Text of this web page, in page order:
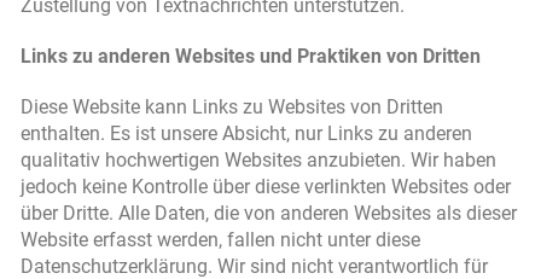
Zustellung von Textnachrichten unterstützen.
Links zu anderen Websites und Praktiken von Dritten
Diese Website kann Links zu Websites von Dritten
enthalten. Es ist unsere Absicht, nur Links zu anderen
qualitativ hochwertigen Websites anzubieten. Wir haben
jedoch keine Kontrolle über diese verlinkten Websites oder
über Dritte. Alle Daten, die von anderen Websites als dieser
Website erfasst werden, fallen nicht unter diese
Datenschutzerklärung. Wir sind nicht verantwortlich für